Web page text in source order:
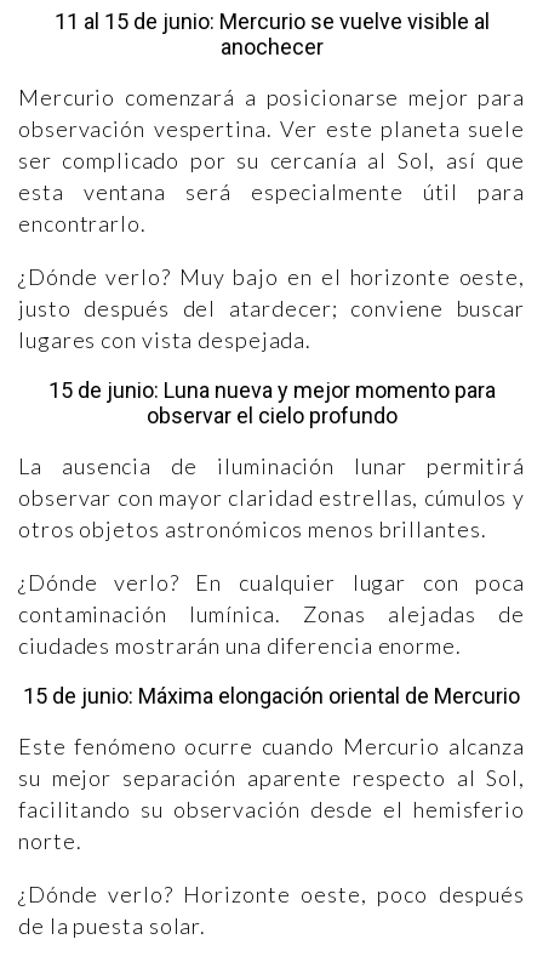
11 al 15 de junio: Mercurio se vuelve visible al
anochecer
Mercurio comenzará a posicionarse mejor para
observación vespertina. Ver este planeta suele
ser complicado por su cercanía al Sol, así que
esta ventana será especialmente útil para
encontrarlo.
¿Dónde verlo? Muy bajo en el horizonte oeste,
justo después del atardecer; conviene buscar
lugares con vista despejada.
15 de junio: Luna nueva y mejor momento para
observar el cielo profundo
La ausencia de iluminación lunar permitirá
observar con mayor claridad estrellas, cúmulos y
otros objetos astronómicos menos brillantes.
¿Dónde verlo? En cualquier lugar con poca
contaminación lumínica. Zonas alejadas de
ciudades mostrarán una diferencia enorme.
15 de junio: Máxima elongación oriental de Mercurio
Este fenómeno ocurre cuando Mercurio alcanza
su mejor separación aparente respecto al Sol,
facilitando su observación desde el hemisferio
norte.
¿Dónde verlo? Horizonte oeste, poco después
de la puesta solar.